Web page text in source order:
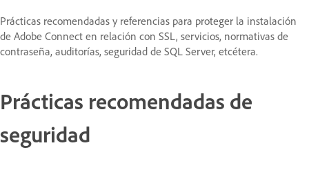
Prácticas recomendadas y referencias para proteger la instalación
de Adobe Connect en relación con SSL, servicios, normativas de
contraseña, auditorías, seguridad de SQL Server, etcétera.
Prácticas recomendadas de
seguridad